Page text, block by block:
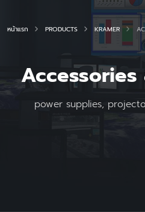
หน้าแรก PRODUCTS KRAMER
Accessories
power supplies,